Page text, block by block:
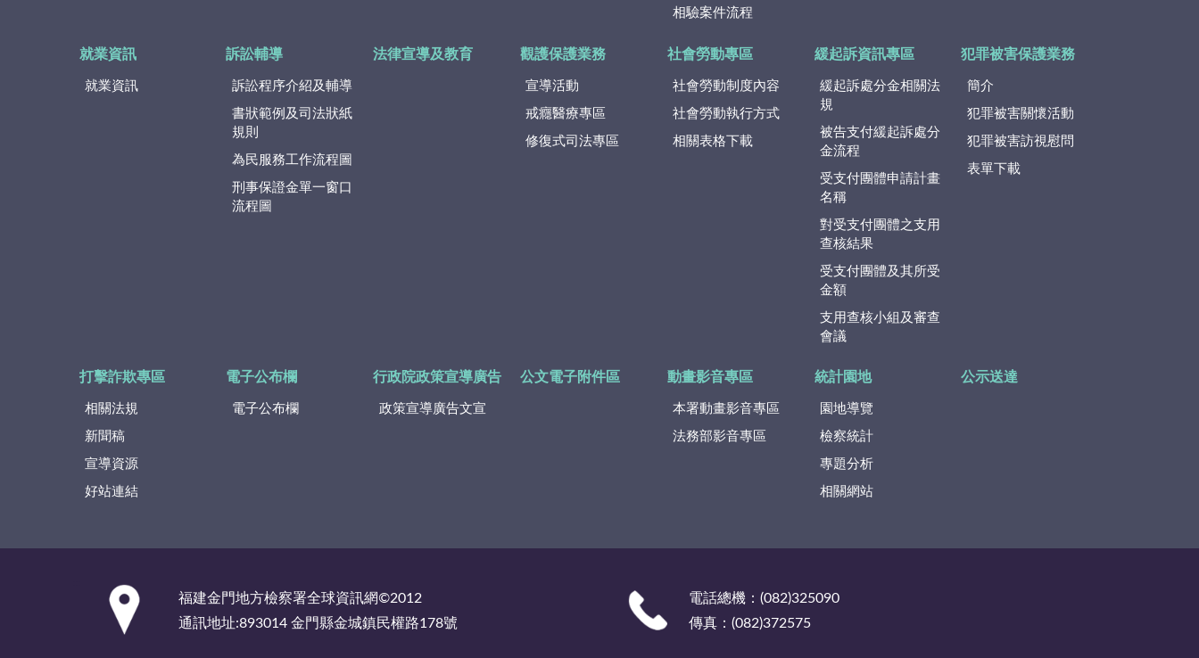
相驗案件流程
就業資訊
就業資訊
訴訟輔導
訴訟程序介紹及輔導
書狀範例及司法狀紙
規則
為民服務工作流程圖
刑事保證金單一窗口
流程圖
法律宣導及教育 觀護保護業務
宣導活動
戒癮醫療專區
修復式司法專區
社會勞動專區
社會勞動制度內容
社會勞動執行方式
相關表格下載
緩起訴資訊專區
緩起訴處分金相關法
規
被告支付緩起訴處分
金流程
受支付團體申請計畫
名稱
對受支付團體之支用
查核結果
受支付團體及其所受
金額
支用查核小組及審查
會議
犯罪被害保護業務
簡介
犯罪被害關懷活動
犯罪被害訪視慰問
表單下載
打擊詐欺專區
相關法規
新聞稿
宣導資源
好站連結
電子公布欄
電子公布欄
行政院政策宣導廣告
政策宣導廣告文宣
公文電子附件區 動畫影音專區
本署動畫影音專區
法務部影音專區
統計園地
園地導覽
檢察統計
專題分析
相關網站
公示送達
福建金門地方檢察署全球資訊網©2012
通訊地址:893014 金門縣金城鎮民權路178號
電話總機：(082)325090
傳真：(082)372575